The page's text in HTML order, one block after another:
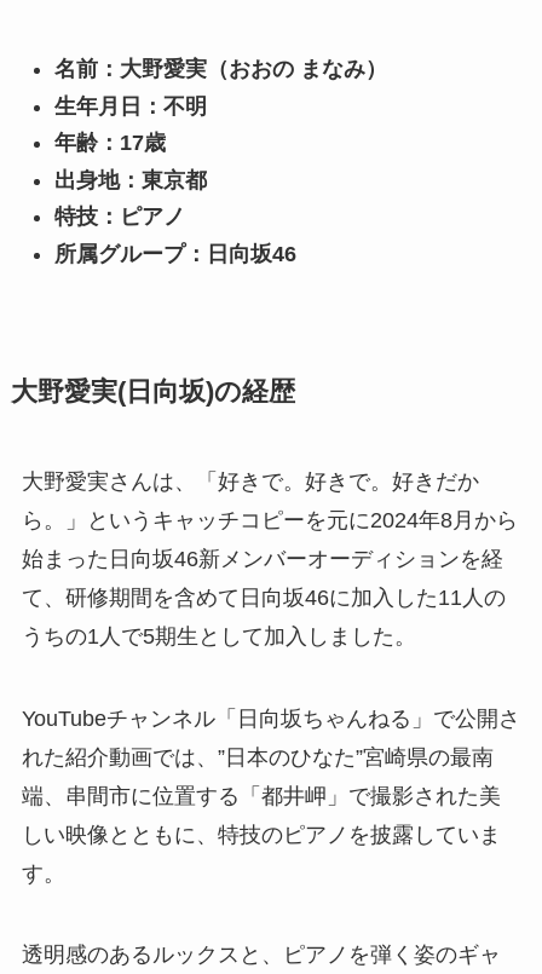
名前：大野愛実（おおの まなみ）
生年月日：不明
年齢：17歳
出身地：東京都
特技：ピアノ
所属グループ：日向坂46
大野愛実(日向坂)の経歴
大野愛実さんは、「好きで。好きで。好きだか
ら。」というキャッチコピーを元に2024年8月から
始まった日向坂46新メンバーオーディションを経
て、研修期間を含めて日向坂46に加入した11人の
うちの1人で5期生として加入しました。
YouTubeチャンネル「日向坂ちゃんねる」で公開さ
れた紹介動画では、”日本のひなた”宮崎県の最南
端、串間市に位置する「都井岬」で撮影された美
しい映像とともに、特技のピアノを披露していま
す。
透明感のあるルックスと、ピアノを弾く姿のギャ